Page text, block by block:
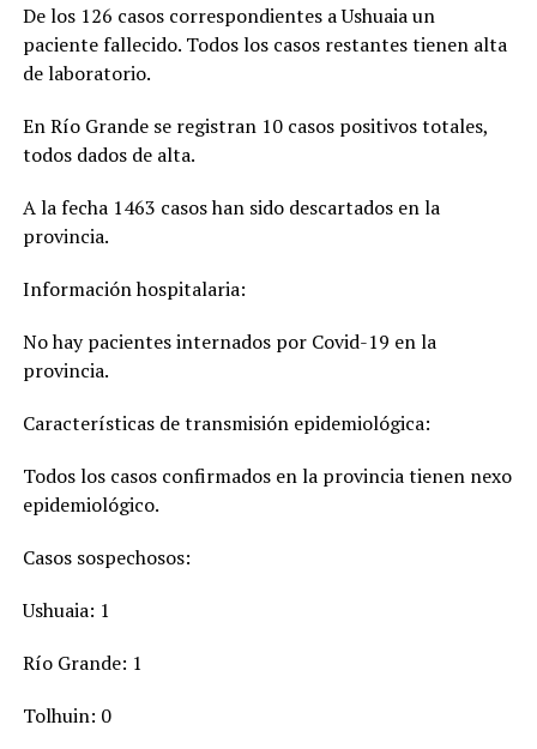
De los 126 casos correspondientes a Ushuaia un
paciente fallecido. Todos los casos restantes tienen alta
de laboratorio.
En Río Grande se registran 10 casos positivos totales,
todos dados de alta.
A la fecha 1463 casos han sido descartados en la
provincia.
Información hospitalaria:
No hay pacientes internados por Covid-19 en la
provincia.
Características de transmisión epidemiológica:
Todos los casos confirmados en la provincia tienen nexo
epidemiológico.
Casos sospechosos:
Ushuaia: 1
Río Grande: 1
Tolhuin: 0